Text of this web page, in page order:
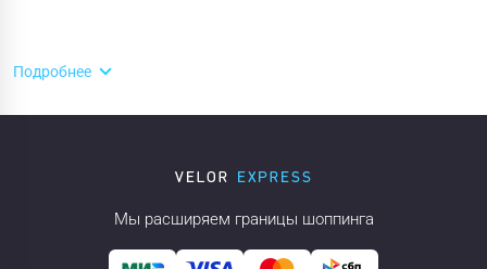
Подробнее
Мы расширяем границы шоппинга